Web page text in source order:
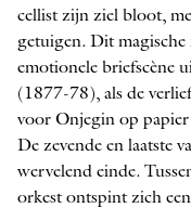
cellist zijn ziel bloot,
getuigen. Dit
emotionele briefscène
(1877-78), als de
voor Onjegin op papier
De zevende en laatste
wervelend einde.
orkest ontspint zich